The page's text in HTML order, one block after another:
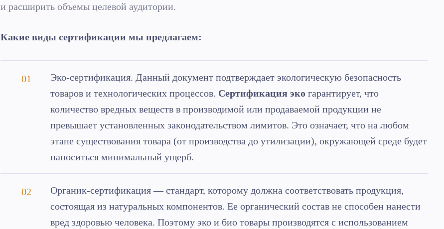
и расширить объемы целевой аудитории.
Какие виды сертификации мы предлагаем:
Эко-сертификация. Данный документ подтверждает экологическую безопасность
товаров и технологических процессов. Сертификация эко гарантирует, что
количество вредных веществ в производимой или продаваемой продукции не
превышает установленных законодательством лимитов. Это означает, что на любом
этапе существования товара (от производства до утилизации), окружающей среде будет
наноситься минимальный ущерб.
Органик-сертификация — стандарт, которому должна соответствовать продукция,
состоящая из натуральных компонентов. Ее органический состав не способен нанести
вред здоровью человека. Поэтому эко и био товары производятся с использованием